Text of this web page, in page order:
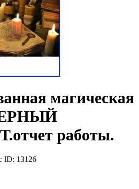
магическая
работы.
ID: 13126